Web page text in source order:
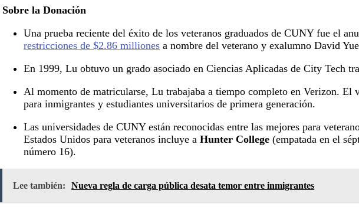
Sobre la Donación
Una prueba reciente del éxito de los veteranos graduados de CUNY fue el
restricciones de $2.86 milliones a nombre del veterano y exalumno David
En 1999, Lu obtuvo un grado asociado en Ciencias Aplicadas de City Tech
Al momento de matricularse, Lu trabajaba a tiempo completo en Verizon.
para inmigrantes y estudiantes universitarios de primera generación.
Las universidades de CUNY están reconocidas entre las mejores para
Estados Unidos para veteranos incluye a Hunter College (empatada en el
número 16).
Lee también: Nueva regla de carga pública desata temor entre inmigrantes